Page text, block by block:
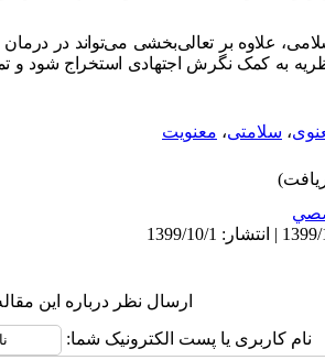
علاوه بر تعالی‌بخشی می‌تواند در
به کمک نگرش اجتهادی استخراج شود و
، سلامتی، معنویت
ارسال نظر درباره این
نام کاربری یا پست الکترونیک شما: